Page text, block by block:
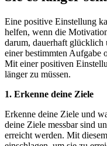
Eine positive Einstellung
helfen, wenn die
darum, dauerhaft glücklich
einer bestimmten Aufgabe
Mit einer positiven
länger zu müssen.
1. Erkenne deine Ziele
Erkenne deine Ziele und
deine Ziele messbar sind
erreicht werden. Mit